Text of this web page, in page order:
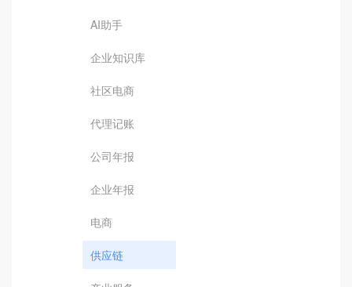
AI助手
企业知识库
社区电商
代理记账
公司年报
企业年报
电商
供应链